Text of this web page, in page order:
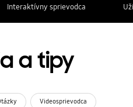
Interaktívny sprievodca
a tipy
Videosprievodca